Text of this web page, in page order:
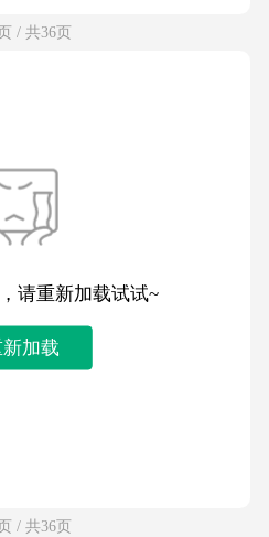
/ 共36页
请重新加载试试~
加载
/ 共36页